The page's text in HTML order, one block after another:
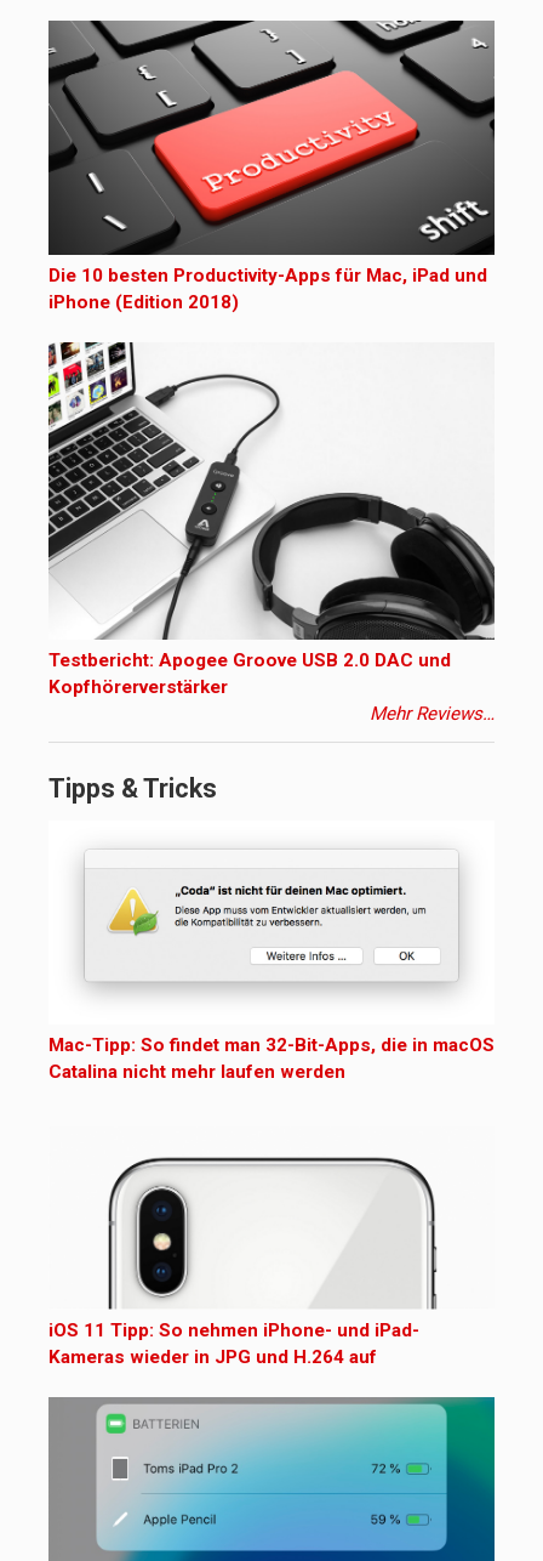
Die 10 besten Productivity-Apps für Mac, iPad und
iPhone (Edition 2018)
Testbericht: Apogee Groove USB 2.0 DAC und
Kopfhörerverstärker
Mehr Reviews…
Tipps & Tricks
Mac-Tipp: So findet man 32-Bit-Apps, die in macOS
Catalina nicht mehr laufen werden
iOS 11 Tipp: So nehmen iPhone- und iPad-
Kameras wieder in JPG und H.264 auf